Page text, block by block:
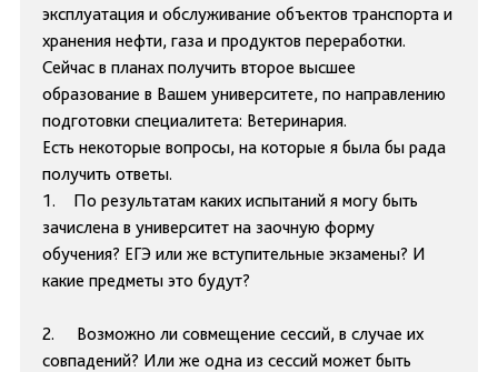
эксплуатация и обслуживание объектов транспорта и
хранения нефти, газа и продуктов переработки.
Сейчас в планах получить второе высшее
образование в Вашем университете, по направлению
подготовки специалитета: Ветеринария.
Есть некоторые вопросы, на которые я была бы рада
получить ответы.
1. По результатам каких испытаний я могу быть
зачислена в университет на заочную форму
обучения? ЕГЭ или же вступительные экзамены? И
какие предметы это будут?
2. Возможно ли совмещение сессий, в случае их
совпадений? Или же одна из сессий может быть